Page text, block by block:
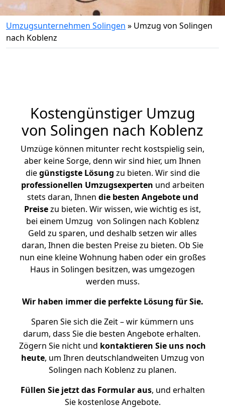
Umzugsunternehmen Solingen » Umzug von Solingen
nach Koblenz
Kostengünstiger Umzug
von Solingen nach Koblenz
Umzüge können mitunter recht kostspielig sein,
aber keine Sorge, denn wir sind hier, um Ihnen
diegünstigste Lösung zu bieten. Wir sind die
professionellen Umzugsexperten und arbeiten
stets daran, Ihnen die besten Angebote und
Preisezu bieten. Wir wissen, wie wichtig es ist,
bei einem Umzug von Solingen nach Koblenz
Geld zu sparen, und deshalb setzen wir alles
daran, Ihnen die besten Preise zu bieten. Ob Sie
nun eine kleine Wohnung haben oder ein großes
Haus in Solingen besitzen, was umgezogen
werden muss.
Wir haben immer die perfekte Lösung für Sie.
Sparen Sie sich die Zeit – wir kümmern uns
darum, dass Sie die besten Angebote erhalten.
Zögern Sie nicht und kontaktieren Sie uns noch
heute, um Ihren deutschlandweiten Umzug von
Solingen nach Koblenz zu planen.
Füllen Sie jetzt das Formular aus, und erhalten
Sie kostenlose Angebote.